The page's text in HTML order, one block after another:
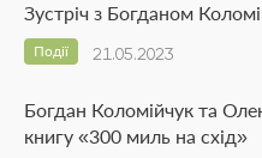
Зустріч з Богданом
21.05.2023
Події
Богдан Коломійчук та
книгу «300 миль на схід»